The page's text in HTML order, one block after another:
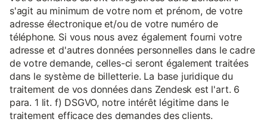
s'agit au minimum de votre nom et prénom, de votre
adresse électronique et/ou de votre numéro de
téléphone. Si vous nous avez également fourni votre
adresse et d'autres données personnelles dans le cadre
de votre demande, celles-ci seront également traitées
dans le système de billetterie. La base juridique du
traitement de vos données dans Zendesk est l'art. 6
para. 1 lit. f) DSGVO, notre intérêt légitime dans le
traitement efficace des demandes des clients.